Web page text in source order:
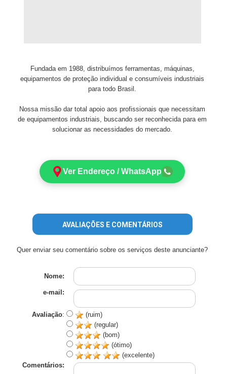
Fundada em 1988, distribuímos ferramentas, máquinas,
equipamentos de proteção individual e consumíveis industriais
para todo Brasil.
Nossa missão dar total apoio aos profissionais que necessitam
de equipamentos industriais, buscando ser reconhecida para em
solucionar as necessidades do mercado.
Ver Endereço / WhatsApp
AVALIAÇÕES E COMENTÁRIOS
Quer enviar seu comentário sobre os serviços deste anunciante?
Nome:
e-mail:
Avaliação:
(ruim)
(regular)
(bom)
(ótimo)
(excelente)
Comentários: